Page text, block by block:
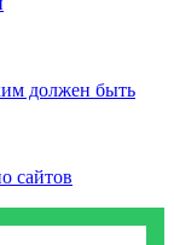
должен быть
сайтов